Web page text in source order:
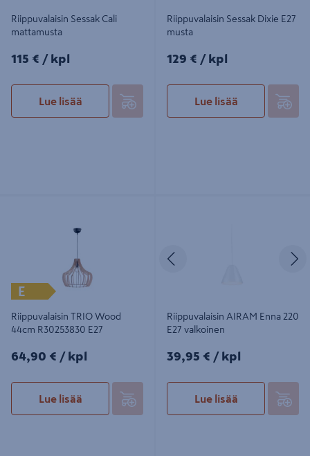
Riippuvalaisin Sessak Cali
mattamusta
115€/kpl
115 € / kpl
Lue lisää
Riippuvalaisin Sessak Dixie E27
musta
129€/kpl
129 € / kpl
Lue lisää
E
Riippuvalaisin TRIO Wood
44cm R30253830 E27
64,90€/kpl
64,90 € / kpl
Lue lisää
Riippuvalaisin AIRAM Enna 220
E27 valkoinen
39,95€/kpl
39,95 € / kpl
Lue lisää